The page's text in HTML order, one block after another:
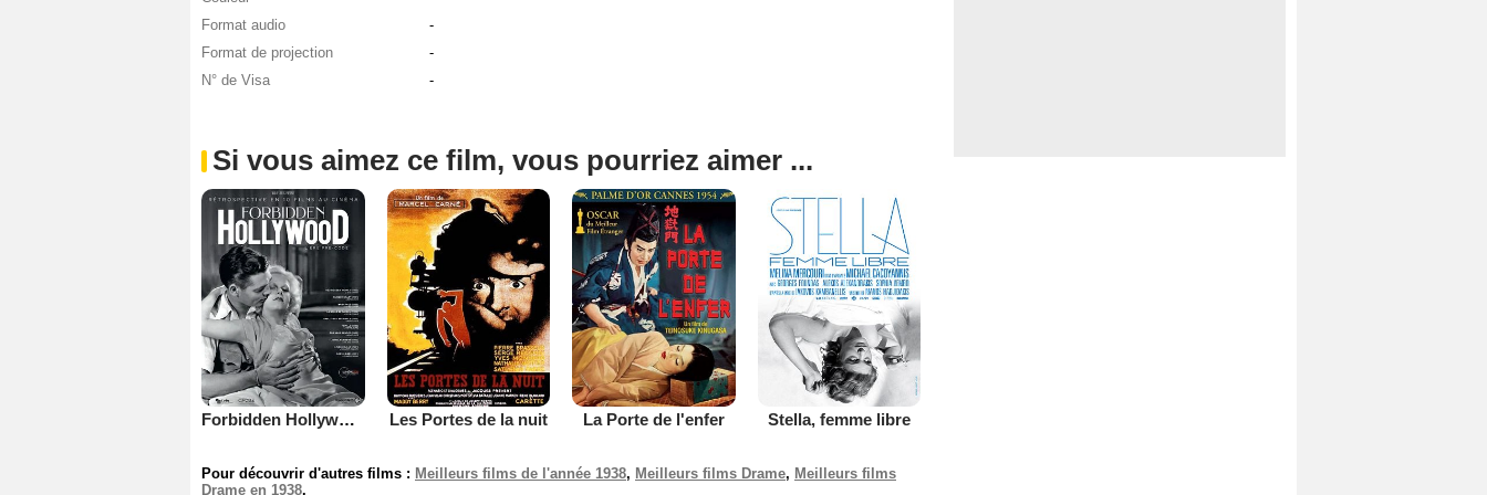
Format audio
-
Format de projection
-
N° de Visa
-
Si vous aimez ce film, vous pourriez aimer ...
Forbidden Hollywood : The Mind Reader Les Portes de la nuit La Porte de l'enfer Stella, femme libre
Pour découvrir d'autres films : Meilleurs films de l'année 1938, Meilleurs films Drame, Meilleurs films
Drame en 1938.